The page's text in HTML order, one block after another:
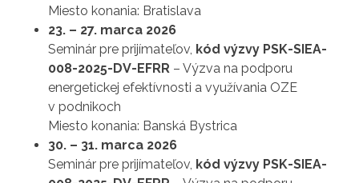
Miesto konania: Bratislava
23. – 27. marca 2026
Seminár pre prijímateľov, kód výzvy PSK-SIEA-
008-2025-DV-EFRR – Výzva na podporu
energetickej efektívnosti a využívania OZE
v podnikoch
Miesto konania: Banská Bystrica
30. – 31. marca 2026
Seminár pre prijímateľov, kód výzvy PSK-SIEA-